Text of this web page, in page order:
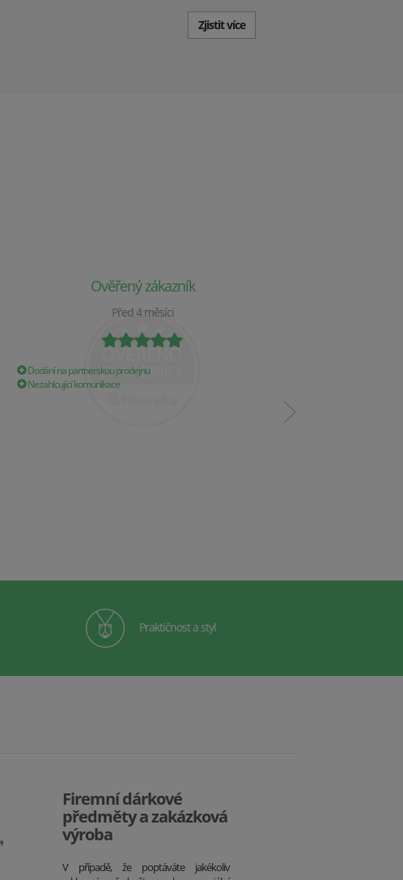
Zjistit více
Ověřený zákazník
Před 4 měsíci
Dodání na partnerskou prodejnu
Nezahlcující komunikace
Praktičnost a styl
Firemní dárkové
předměty a zakázková
výroba
V případě, že poptáváte jakékoliv